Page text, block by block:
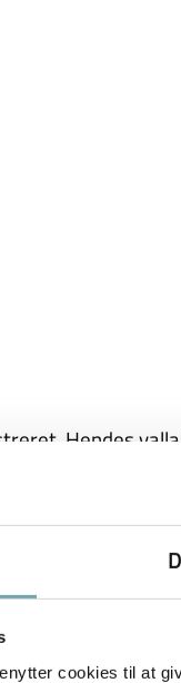
cookies til at
Hendes
Men der